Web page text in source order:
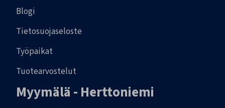
Blogi
Tietosuojaseloste
Työpaikat
Tuotearvostelut
Myymälä - Herttoniemi